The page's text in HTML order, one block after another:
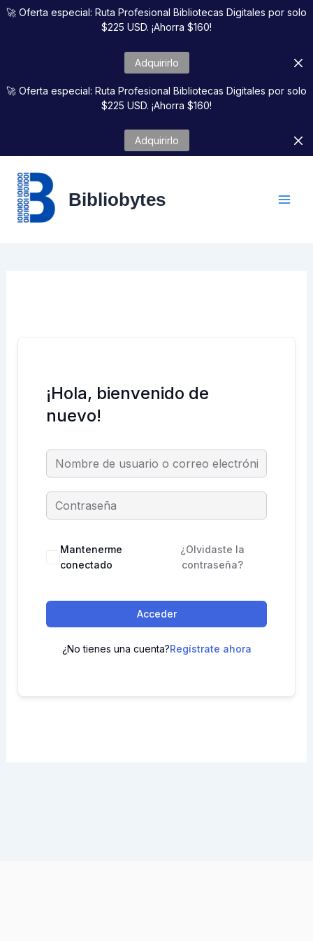
🚀 Oferta especial: Ruta Profesional Bibliotecas Digitales por solo
$225 USD. ¡Ahorra $160!
Adquirirlo
🚀 Oferta especial: Ruta Profesional Bibliotecas Digitales por solo
$225 USD. ¡Ahorra $160!
Adquirirlo
Ir
Bibliobytes
¡Hola, bienvenido de
nuevo!
Mantenerme
conectado
¿Olvidaste la
contraseña?
Acceder
¿No tienes una cuenta?Regístrate ahora